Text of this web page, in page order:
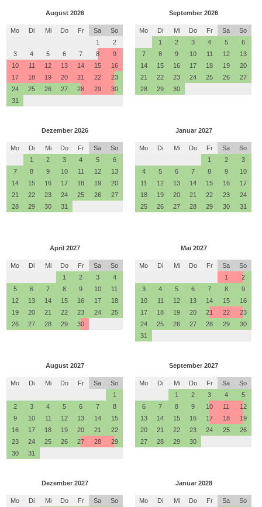
August 2026
Mo Di Mi Do Fr Sa
So
1
2
3
4 5 6 7 8
9
10
11 12 13 14 15
16
17
18 19 20 21 22
23
24
25 26 27 28 29
30
31
September 2026
Mo Di Mi Do Fr Sa
So
1
2 3 4 5
6
7
8 9 10 11 12
13
14
15 16 17 18 19
20
21
22 23 24 25 26
27
28
29 30
Dezember 2026
Mo Di Mi Do Fr Sa
So
1
2 3 4 5
6
7
8 9 10 11 12
13
14
15 16 17 18 19
20
21
22 23 24 25 26
27
28
29 30 31
Januar 2027
Mo Di Mi Do Fr Sa
So
1
2
3
4
5 6 7 8 9
10
11
12 13 14 15 16
17
18
19 20 21 22 23
24
25
26 27 28 29 30 31
April 2027
Mo Di Mi Do Fr Sa
So
1
2 3
4
5
6 7 8 9 10
11
12
13 14 15 16 17
18
19
20 21 22 23 24
25
26
27 28 29 30
Mai 2027
Mo Di Mi Do Fr Sa
So
1
2
3
4 5 6 7 8
9
10
11 12 13 14 15
16
17
18 19 20 21 22
23
24
25 26 27 28 29
30
31
August 2027
Mo Di Mi Do Fr Sa
So
1
2
3 4 5 6 7
8
9
10 11 12 13 14
15
16
17 18 19 20 21
22
23
24 25 26 27 28
29
30
31
September 2027
Mo Di Mi Do Fr Sa
So
1
2 3 4
5
6
7 8 9 10 11
12
13
14 15 16 17 18
19
20
21 22 23 24 25
26
27
28 29 30
Dezember 2027
Mo Di Mi Do Fr Sa
So
Januar 2028
Mo Di Mi Do Fr Sa
So